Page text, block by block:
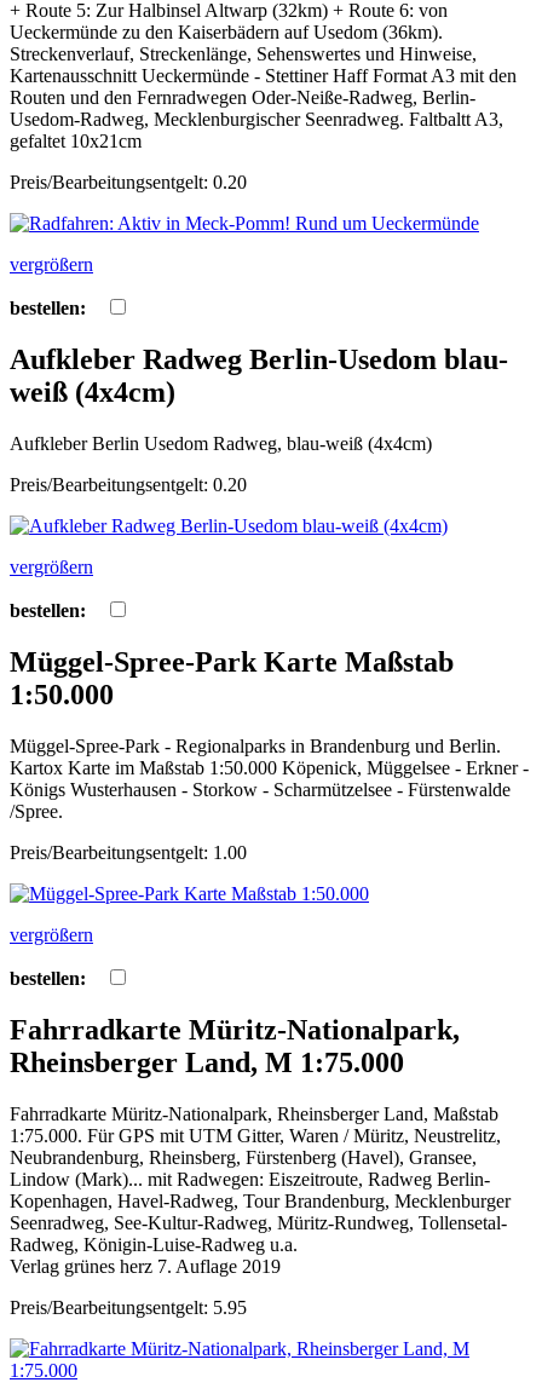
+ Route 5: Zur Halbinsel Altwarp (32km) + Route 6: von
Ueckermünde zu den Kaiserbädern auf Usedom (36km).
Streckenverlauf, Streckenlänge, Sehenswertes und Hinweise,
Kartenausschnitt Ueckermünde - Stettiner Haff Format A3 mit den
Routen und den Fernradwegen Oder-Neiße-Radweg, Berlin-
Usedom-Radweg, Mecklenburgischer Seenradweg. Faltbaltt A3,
gefaltet 10x21cm
Preis/Bearbeitungsentgelt: 0.20
vergrößern
bestellen:
Aufkleber Radweg Berlin-Usedom blau-
weiß (4x4cm)
Aufkleber Berlin Usedom Radweg, blau-weiß (4x4cm)
Preis/Bearbeitungsentgelt: 0.20
vergrößern
bestellen:
Müggel-Spree-Park Karte Maßstab
1:50.000
Müggel-Spree-Park - Regionalparks in Brandenburg und Berlin.
Kartox Karte im Maßstab 1:50.000 Köpenick, Müggelsee - Erkner -
Königs Wusterhausen - Storkow - Scharmützelsee - Fürstenwalde
/Spree.
Preis/Bearbeitungsentgelt: 1.00
vergrößern
bestellen:
Fahrradkarte Müritz-Nationalpark,
Rheinsberger Land, M 1:75.000
Fahrradkarte Müritz-Nationalpark, Rheinsberger Land, Maßstab
1:75.000. Für GPS mit UTM Gitter, Waren / Müritz, Neustrelitz,
Neubrandenburg, Rheinsberg, Fürstenberg (Havel), Gransee,
Lindow (Mark)... mit Radwegen: Eiszeitroute, Radweg Berlin-
Kopenhagen, Havel-Radweg, Tour Brandenburg, Mecklenburger
Seenradweg, See-Kultur-Radweg, Müritz-Rundweg, Tollensetal-
Radweg, Königin-Luise-Radweg u.a.
Verlag grünes herz 7. Auflage 2019
Preis/Bearbeitungsentgelt: 5.95